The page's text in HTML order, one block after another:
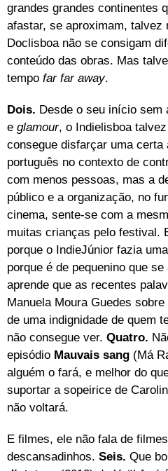
grandes grandes continentes
afastar, se aproximam, talvez
Doclisboa não se consigam
conteúdo das obras. Mas
tempo far far away.
Dois. Desde o seu início sem
e glamour, o Indielisboa
consegue disfarçar uma certa
português no contexto de
com menos pessoas, mas a
público e a organização, no
cinema, sente-se com a
muitas crianças pelo festival.
porque o IndieJúnior fazia
porque é de pequenino que
aprende que as recentes
Manuela Moura Guedes
de uma indignidade de quem
não consegue ver. Quatro.
episódio Mauvais sang (Má
alguém o fará, e melhor do
suportar a sopeirice de
não voltará.
E filmes, ele não fala de
descansadinhos. Seis. Que